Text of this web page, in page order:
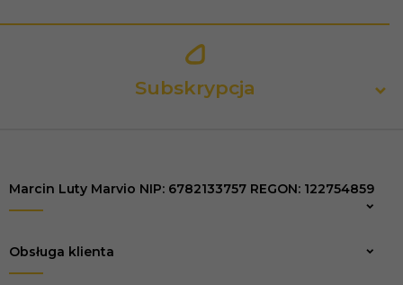
Subskrypcja
Marcin Luty Marvio NIP: 6782133757 REGON: 122754859
Obsługa klienta